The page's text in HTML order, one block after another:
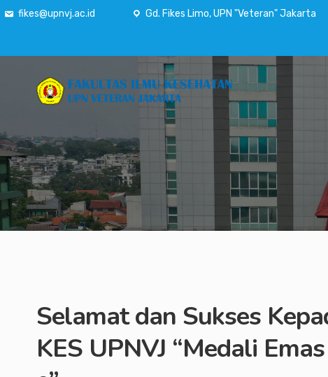
fikes@upnvj.ac.id Gd. Fikes Limo, UPN "Veteran" Jakarta
Selamat dan Sukses
KES UPNVJ “Medali